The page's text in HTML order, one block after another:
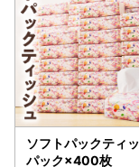
ソフトパックティ
パック×400枚